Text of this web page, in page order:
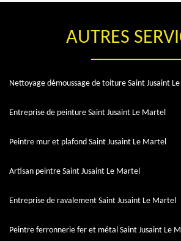
AUTRES
Nettoyage démoussage de toiture Saint Jusaint
Entreprise de peinture Saint Jusaint Le Martel
Peintre mur et plafond Saint Jusaint Le Martel
Artisan peintre Saint Jusaint Le Martel
Entreprise de ravalement Saint Jusaint Le Martel
Peintre ferronnerie fer et métal Saint Jusaint Le